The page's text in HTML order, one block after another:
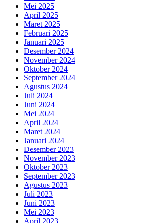
Mei 2025
April 2025
Maret 2025
Februari 2025
Januari 2025
Desember 2024
November 2024
Oktober 2024
September 2024
Agustus 2024
Juli 2024
Juni 2024
Mei 2024
April 2024
Maret 2024
Januari 2024
Desember 2023
November 2023
Oktober 2023
September 2023
Agustus 2023
Juli 2023
Juni 2023
Mei 2023
April 2023